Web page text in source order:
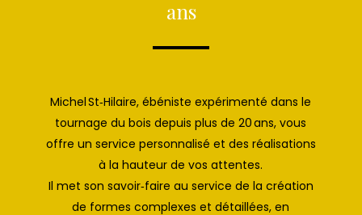
ans
Michel St‑Hilaire, ébéniste expérimenté dans le
tournage du bois depuis plus de 20 ans, vous
offre un service personnalisé et des réalisations
à la hauteur de vos attentes.
Il met son savoir‑faire au service de la création
de formes complexes et détaillées, en